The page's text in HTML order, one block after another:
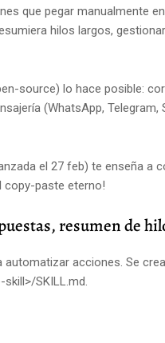
que pegar manualmente
hilos largos,
source) lo hace posible:
(WhatsApp, Telegram,
el 27 feb) te enseña a
copy-paste eterno!
resumen de
acciones. Se
SKILL.md.